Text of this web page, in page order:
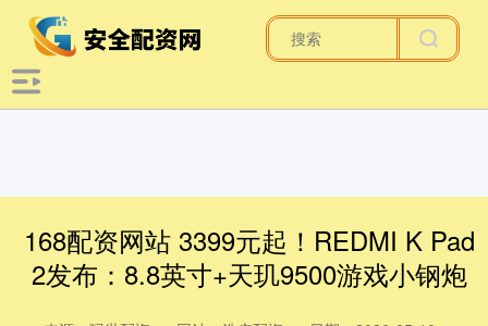
168配资网站 3399元起！REDMI K Pad
2发布：8.8英寸+天玑9500游戏小钢炮